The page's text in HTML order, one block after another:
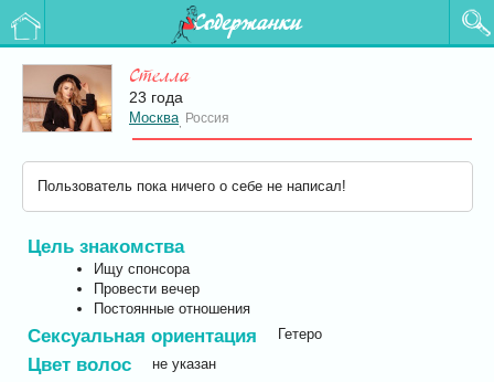
Содержанки
Стелла
23 года
Москва Россия
Пользователь пока ничего о себе не написал!
Цель знакомства
Ищу спонсора
Провести вечер
Постоянные отношения
Сексуальная ориентация Гетеро
Цвет волос не указан